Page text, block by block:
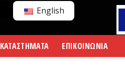
English
ΚΑΤΑΣΤΗΜΑΤΑ ΕΠΙΚΟΙΝΩΝΙΑ